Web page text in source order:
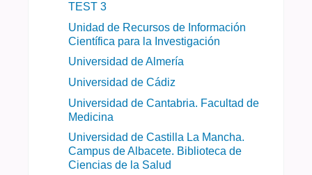
TEST 3
Unidad de Recursos de Información
Científica para la Investigación
Universidad de Almería
Universidad de Cádiz
Universidad de Cantabria. Facultad de
Medicina
Universidad de Castilla La Mancha.
Campus de Albacete. Biblioteca de
Ciencias de la Salud